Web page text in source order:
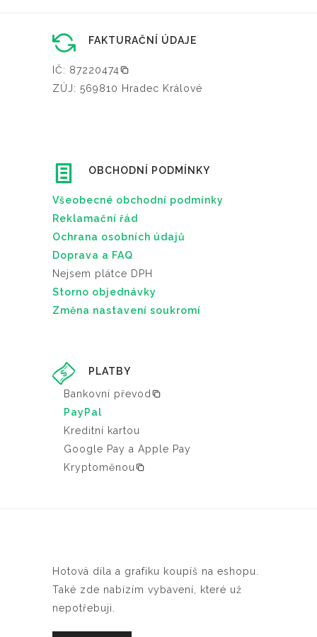
FAKTURAČNÍ ÚDAJE
IČ: 87220474
ZÚJ: 569810 Hradec Králové
OBCHODNÍ PODMÍNKY
Všeobecné obchodní podmínky
Reklamační řád
Ochrana osobních údajů
Doprava a FAQ
Nejsem plátce DPH
Storno objednávky
Změna nastavení soukromí
PLATBY
Bankovní převod
PayPal
Kreditní kartou
Google Pay a Apple Pay
Kryptoměnou
Hotová díla a grafiku koupíš na eshopu.
Také zde nabízím vybavení, které už
nepotřebuji.